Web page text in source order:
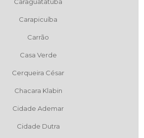
Carapicuíba
Carrão
Casa Verde
Cerqueira César
Chacara Klabin
Cidade Ademar
Cidade Dutra